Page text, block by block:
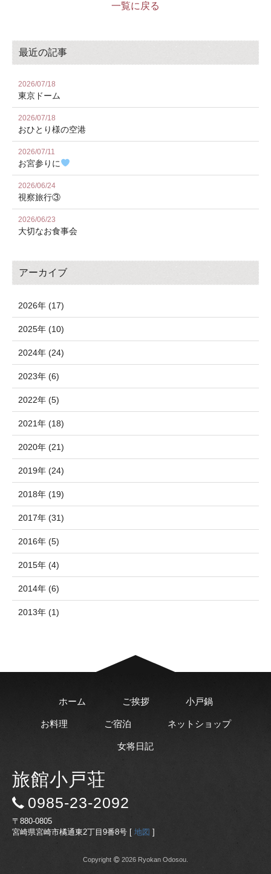
一覧に戻る
最近の記事
2026/07/18
東京ドーム
2026/07/18
おひとり様の空港
2026/07/11
お宮参りに
2026/06/24
視察旅行③
2026/06/23
大切なお食事会
アーカイブ
2026年 (17)
2025年 (10)
2024年 (24)
2023年 (6)
2022年 (5)
2021年 (18)
2020年 (21)
2019年 (24)
2018年 (19)
2017年 (31)
2016年 (5)
2015年 (4)
2014年 (6)
2013年 (1)
ホーム ご挨拶 小戸鍋
お料理 ご宿泊 ネットショップ
女将日記
旅館小戸荘
0985-23-2092
〒880-0805
宮崎県宮崎市橘通東2丁目9番8号 [ 地図 ]
Copyright 2026 Ryokan Odosou.